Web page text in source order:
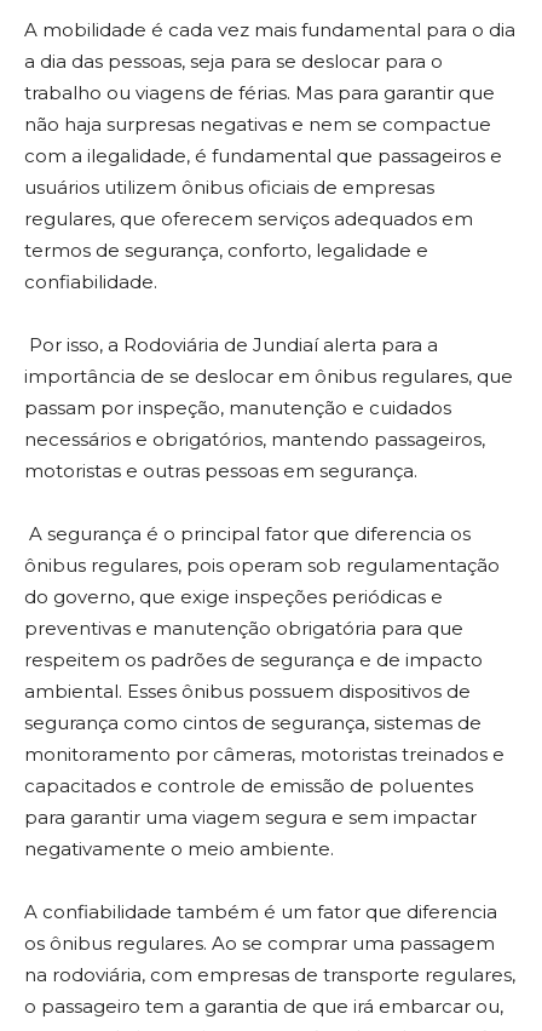
A mobilidade é cada vez mais fundamental para o dia
a dia das pessoas, seja para se deslocar para o
trabalho ou viagens de férias. Mas para garantir que
não haja surpresas negativas e nem se compactue
com a ilegalidade, é fundamental que passageiros e
usuários utilizem ônibus oficiais de empresas
regulares, que oferecem serviços adequados em
termos de segurança, conforto, legalidade e
confiabilidade.
Por isso, a Rodoviária de Jundiaí alerta para a
importância de se deslocar em ônibus regulares, que
passam por inspeção, manutenção e cuidados
necessários e obrigatórios, mantendo passageiros,
motoristas e outras pessoas em segurança.
A segurança é o principal fator que diferencia os
ônibus regulares, pois operam sob regulamentação
do governo, que exige inspeções periódicas e
preventivas e manutenção obrigatória para que
respeitem os padrões de segurança e de impacto
ambiental. Esses ônibus possuem dispositivos de
segurança como cintos de segurança, sistemas de
monitoramento por câmeras, motoristas treinados e
capacitados e controle de emissão de poluentes
para garantir uma viagem segura e sem impactar
negativamente o meio ambiente.
A confiabilidade também é um fator que diferencia
os ônibus regulares. Ao se comprar uma passagem
na rodoviária, com empresas de transporte regulares,
o passageiro tem a garantia de que irá embarcar ou,